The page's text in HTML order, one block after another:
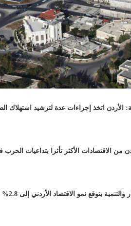
الأردن اتخذ إجراءات عدة لترشيد استهلاك
من الاقتصادات الأكثر تأثرا بتداعيات
يتوقع نمو الاقتصاد الأردني إلى 2.8% في 2027